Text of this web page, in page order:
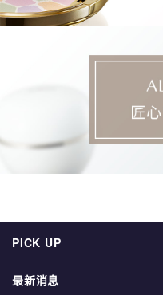
PICK UP
最新消息